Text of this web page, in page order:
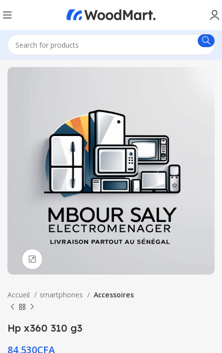
Accueil smartphones Accessoires
Hp x360 310 g3
84,530CFA